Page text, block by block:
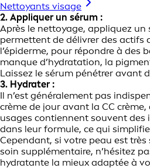
Nettoyants visage
2. Appliquer un sérum :
Après le nettoyage, appliquez un
permettent de délivrer des actifs
l’épiderme, pour répondre à des
manque d’hydratation, la
Laissez le sérum pénétrer avant
3. Hydrater :
Il n’est généralement pas
crème de jour avant la CC
usages contiennent souvent des
dans leur formule, ce qui
Cependant, si votre peau est très
soin supplémentaire, n’hésitez
hydratante la mieux adaptée à